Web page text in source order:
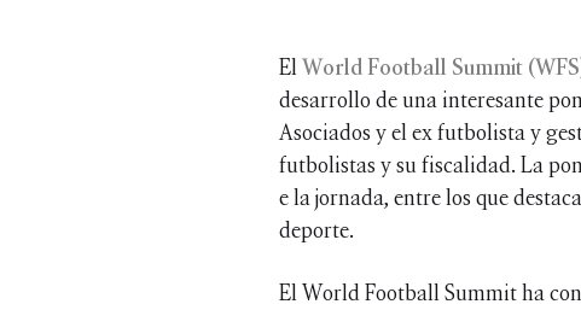
ElWorld Football Summit
desarrollo de una interesante
Asociados y el ex futbolista y
futbolistas y su fiscalidad. La
e la jornada, entre los que
deporte.
El World Football Summit ha